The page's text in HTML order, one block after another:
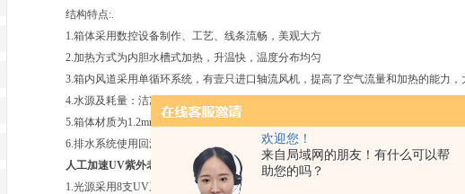
欢迎您！
来自局域网的朋友！有什么可以帮
助您的吗？
结构特点:.
1.箱体采用数控设备制作、工艺、线条流畅，美观大方
2.加热方式为内胆水槽式加热，升温快，温度分布均匀
3.箱内风道采用单循环系统，有壹只进口轴流风机，提高了空气流量和加热的能力
4.水源及耗量：洁净水或蒸馏水8
5.箱体材质为1.2mm厚304SUS高级不锈钢板及铝合金框架
6.排水系统使用回涡型及U型积沉装置排水，方便用户清洁
人工加速UV紫外老化试验箱 光源:
1.光源采用8支UV系列额定功率为40W的紫外荧光灯管作发光源,分布在机器的两侧,每